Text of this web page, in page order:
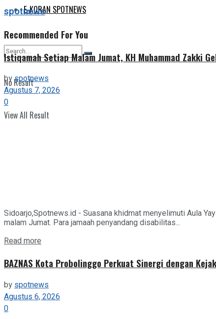
E-KORAN SPOTNEWS
No Result
View All Result
spotnews
Recommended For You
Istiqamah Setiap Malam Jumat, KH Muhammad Zakki
byspotnews
Agustus 7, 2026
0
Sidoarjo,Spotnews.id - Suasana khidmat menyelimuti Aula
malam Jumat. Para jamaah penyandang disabilitas...
Read more
BAZNAS Kota Probolinggo Perkuat Sinergi dengan
by spotnews
Agustus 6, 2026
0